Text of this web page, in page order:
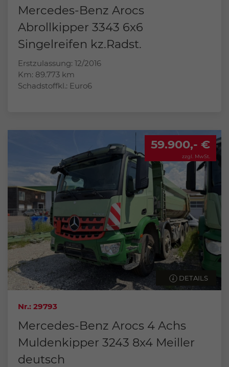
Mercedes-Benz Arocs
Abrollkipper 3343 6x6
Singelreifen kz.Radst.
Erstzulassung: 12/2016
Km: 89.773 km
Schadstoffkl.: Euro6
59.900,- €
zzgl. MwSt.
DETAILS
Nr.: 29793
Mercedes-Benz Arocs 4 Achs
Muldenkipper 3243 8x4 Meiller
deutsch